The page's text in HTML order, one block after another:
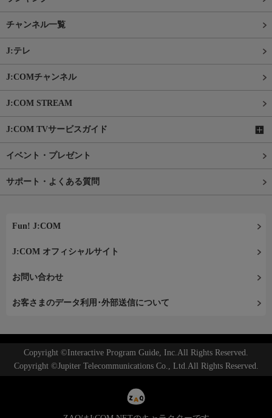
チャンネル一覧
J:テレ
J:COMチャンネル
J:COM STREAM
J:COM TVサービスガイド
イベント・プレゼント
サポート・よくある質問
Fun! J:COM
J:COM オフィシャルサイト
お問い合わせ
お客さまのデータ利用･外部送信について
Copyright ©Interactive Program Guide, Inc.All Rights Reserved.
Copyright ©Jupiter Telecommunications Co., Ltd.All Rights Reserved.